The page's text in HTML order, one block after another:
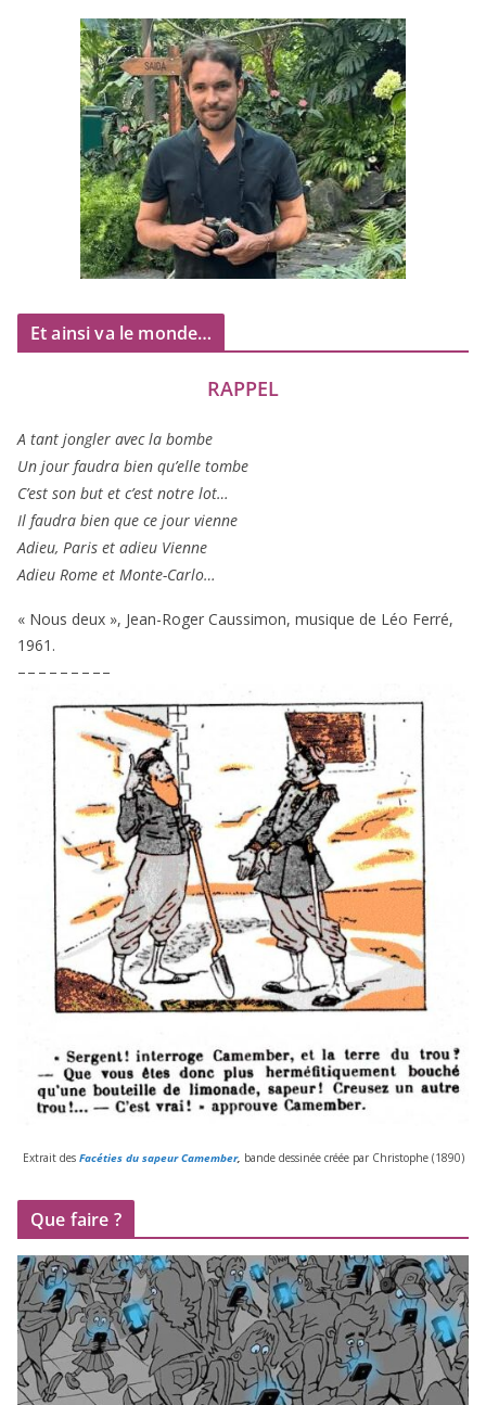
Et ainsi va le monde…
RAPPEL
A tant jon­gler avec la bombe
Un jour fau­dra bien qu’elle tombe
C’est son but et c’est notre lot…
Il fau­dra bien que ce jour vienne
Adieu, Paris et adieu Vienne
Adieu Rome et Monte-Carlo…
« Nous deux », Jean-Roger Caussimon, musique de Léo Ferré,
1961 .
– – – – – – – – –
Extrait desFacéties du sapeur Camember, bande des­si­née créée par Christophe (1890)
Que faire ?